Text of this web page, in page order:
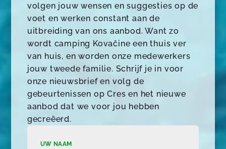
volgen jouw wensen en suggesties op de
voet en werken constant aan de
uitbreiding van ons aanbod. Want zo
wordt camping Kovačine een thuis ver
van huis, en worden onze medewerkers
jouw tweede familie. Schrijf je in voor
onze nieuwsbrief en volg de
gebeurtenissen op Cres en het nieuwe
aanbod dat we voor jou hebben
gecreëerd.